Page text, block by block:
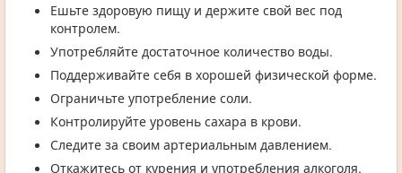
Ешьте здоровую пищу и держите свой вес под
контролем.
Употребляйте достаточное количество воды.
Поддерживайте себя в хорошей физической форме.
Ограничьте употребление соли.
Контролируйте уровень сахара в крови.
Следите за своим артериальным давлением.
Откажитесь от курения и употребления алкоголя.